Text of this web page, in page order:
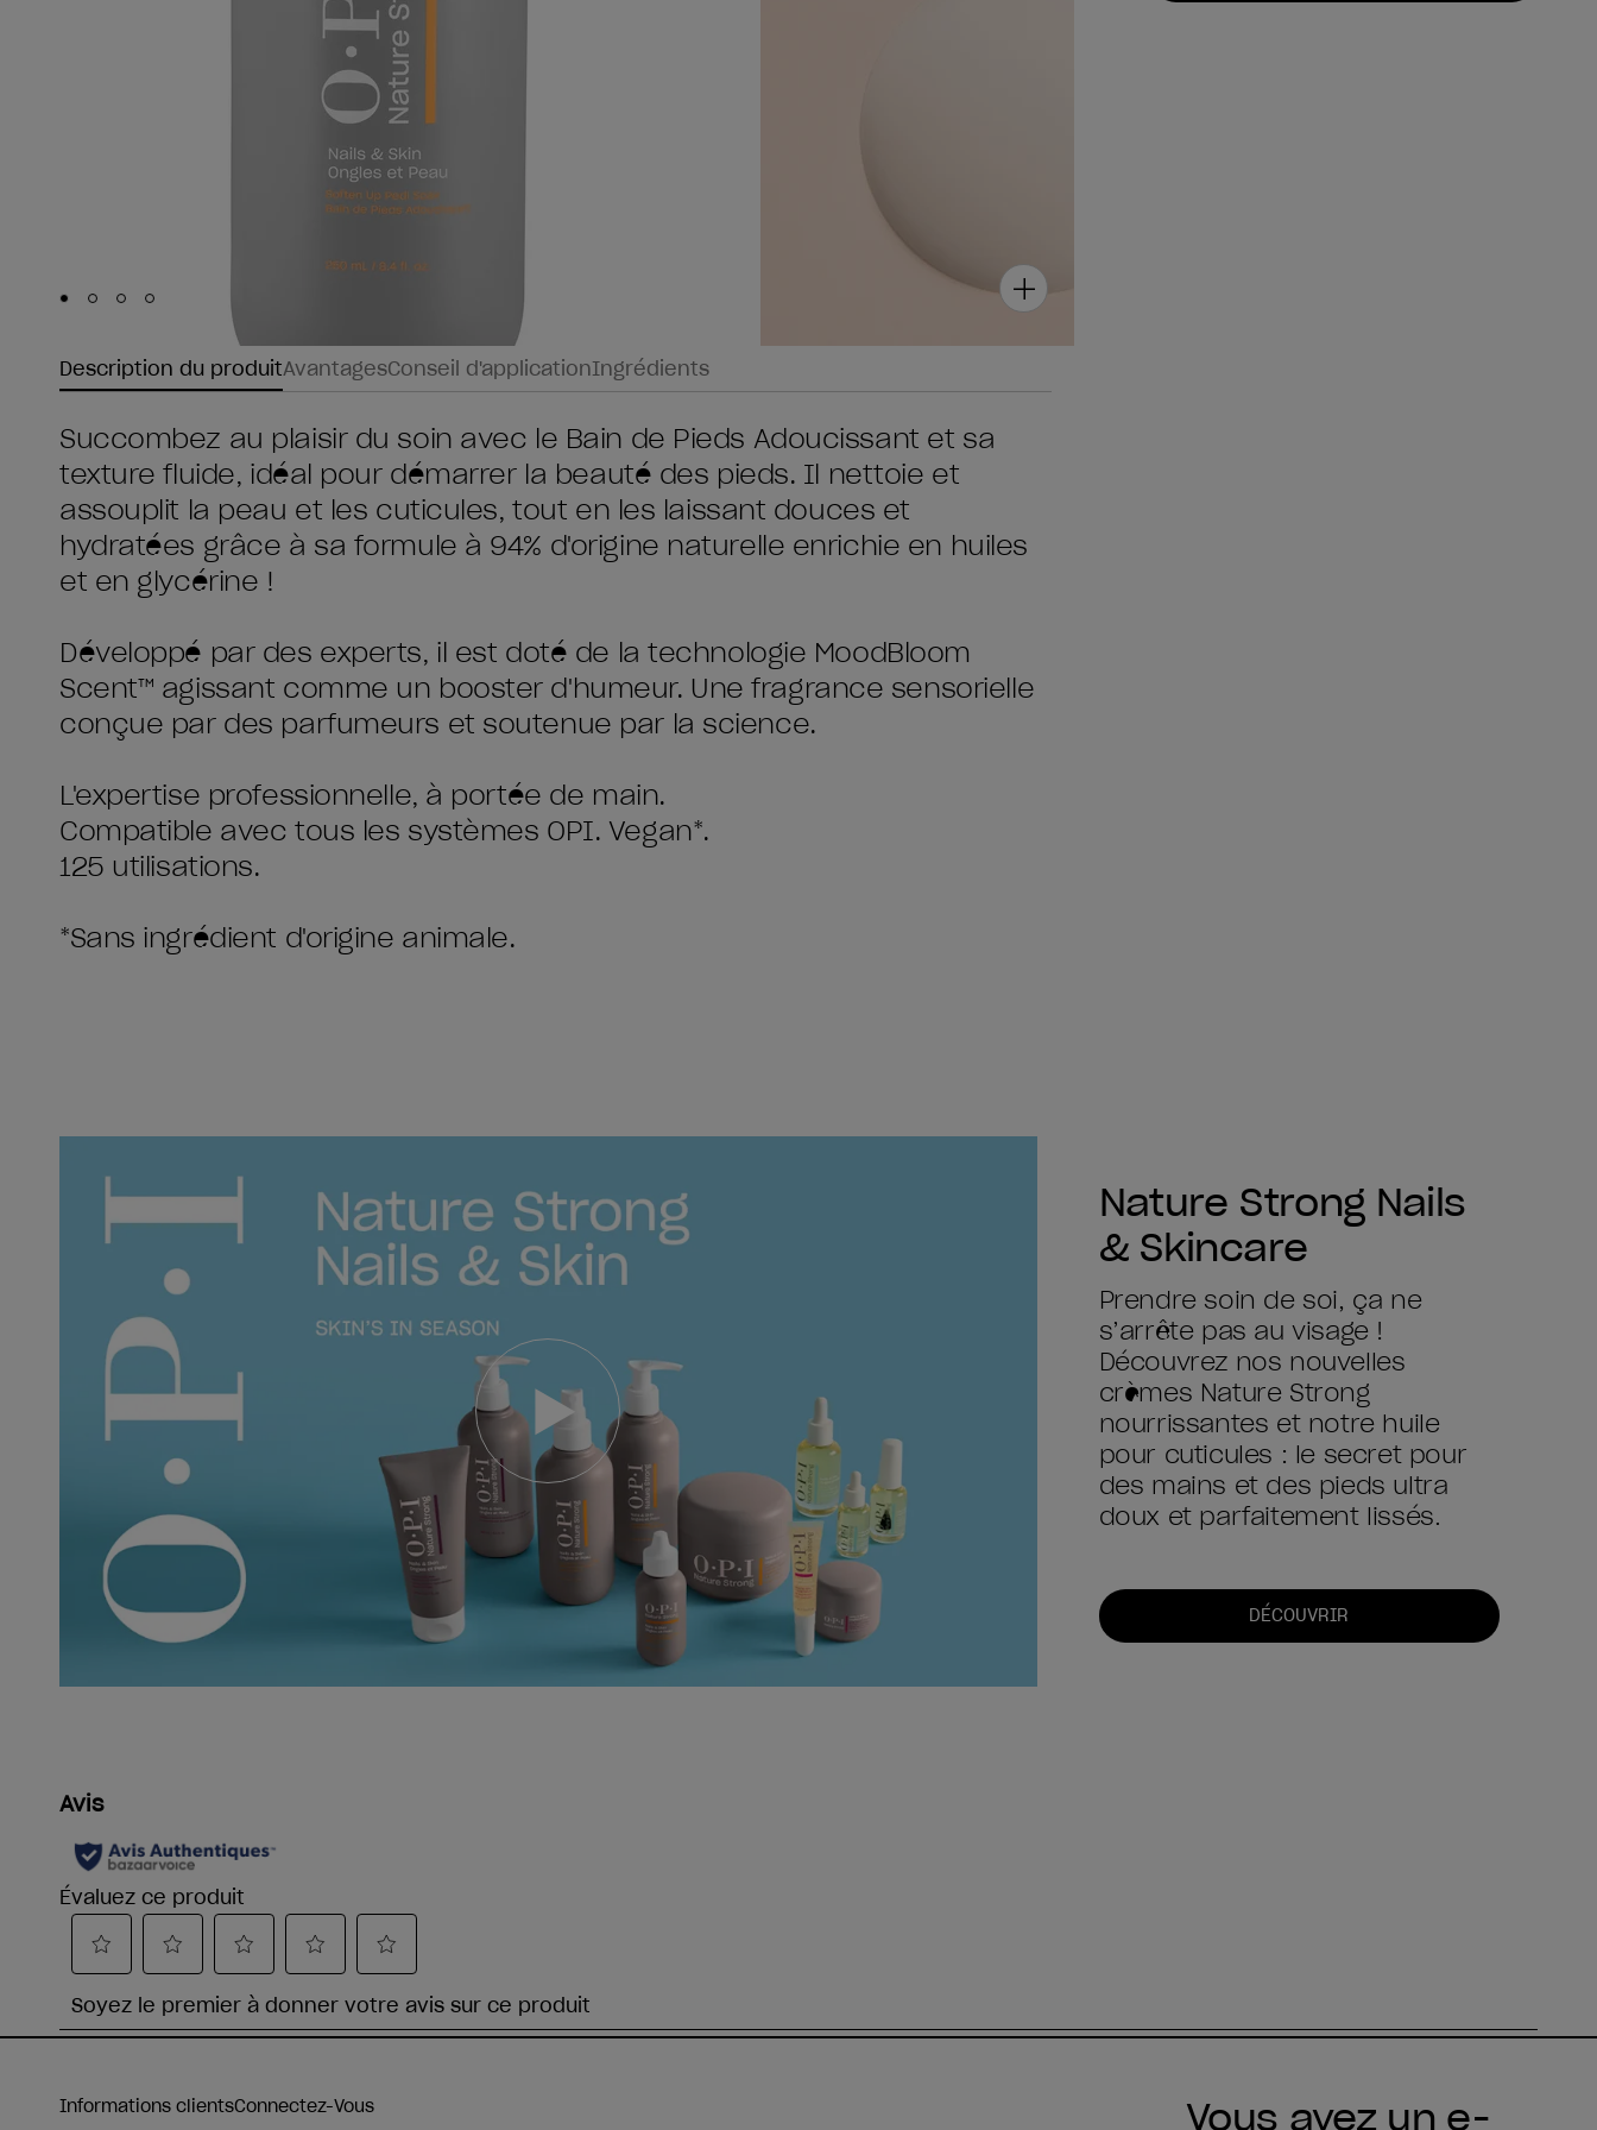
Skip to slide
Skip to slide
Skip to slide
Skip to slide
Description du produitAvantagesConseil d'applicationIngrédients
Succombez au plaisir du soin avec le Bain de Pieds Adoucissant et sa
texture fluide, idéal pour démarrer la beauté des pieds. Il nettoie et
assouplit la peau et les cuticules, tout en les laissant douces et
hydratées grâce à sa formule à 94% d'origine naturelle enrichie en huiles
et en glycérine !
Développé par des experts, il est doté de la technologie MoodBloom
Scent™ agissant comme un booster d'humeur. Une fragrance sensorielle
conçue par des parfumeurs et soutenue par la science.
L'expertise professionnelle, à portée de main.
Compatible avec tous les systèmes OPI. Vegan*.
125 utilisations.
*Sans ingrédient d'origine animale.
Nature Strong Nails
& Skincare
Prendre soin de soi, ça ne
s’arrête pas au visage !
Découvrez nos nouvelles
crèmes Nature Strong
nourrissantes et notre huile
pour cuticules : le secret pour
des mains et des pieds ultra
doux et parfaitement lissés.
DÉCOUVRIR
Informations clientsConnectez-Vous
Vous avez un e-